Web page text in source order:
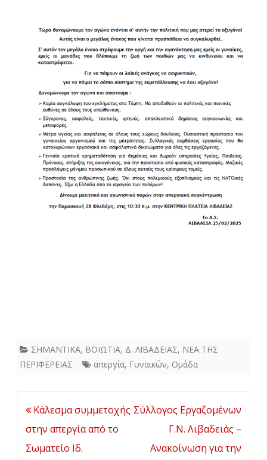
ΣΗΜΑΝΤΙΚΑ, ΒΟΙΩΤΙΑ, Δ. ΛΙΒΑΔΕΙΑΣ, ΝΕΑ ΤΗΣ
ΠΕΡΙΦΕΡΕΙΑΣ
απεργία, Γυναικών, Ομάδα
Πλοήγηση
άρθρων
Κάλεσμα συμμετοχής
στην απεργία από το
Σωματείο Ιδ.
Σύλλογος Εργαζομένων
Γ.Ν. Λιβαδειάς –
Ανακοίνωση για την